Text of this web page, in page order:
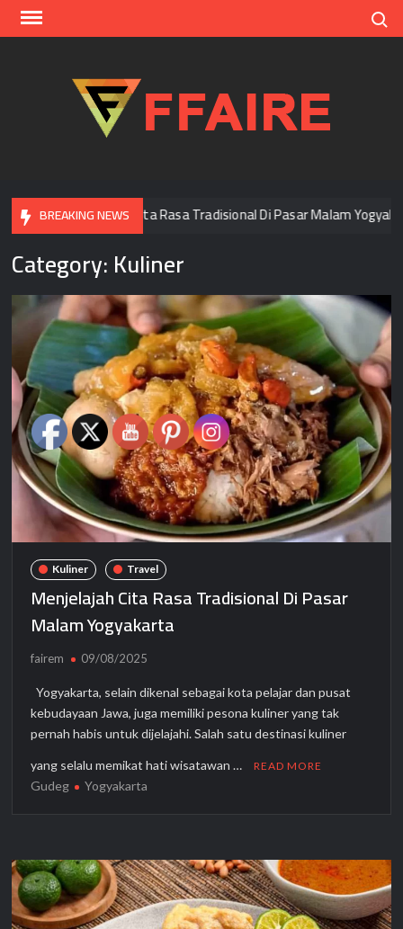
Skip
BREAKING NEWS
Menjelajah Cita Rasa Tradisional Di Pasar Malam Yogyakarta
Category:Kuliner
Kuliner Travel
Menjelajah Cita Rasa Tradisional Di Pasar
Malam Yogyakarta
fairem 09/08/2025
Yogyakarta, selain dikenal sebagai kota pelajar dan pusat
kebudayaan Jawa, juga memiliki pesona kuliner yang tak
pernah habis untuk dijelajahi. Salah satu destinasi kuliner
yang selalu memikat hati wisatawan … READ MORE
Gudeg Yogyakarta